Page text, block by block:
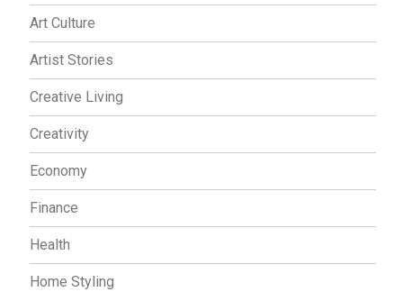
Art Culture
Artist Stories
Creative Living
Creativity
Economy
Finance
Health
Home Styling